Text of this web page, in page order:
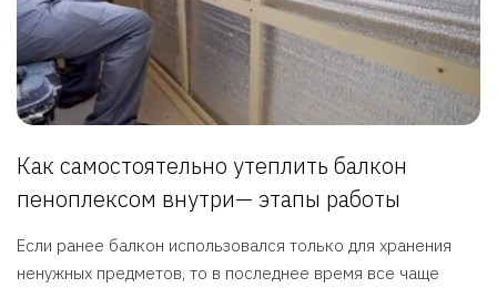
Как самостоятельно утеплить балкон
пеноплексом внутри— этапы работы
Если ранее балкон использовался только для хранения
ненужных предметов, то в последнее время все чаще